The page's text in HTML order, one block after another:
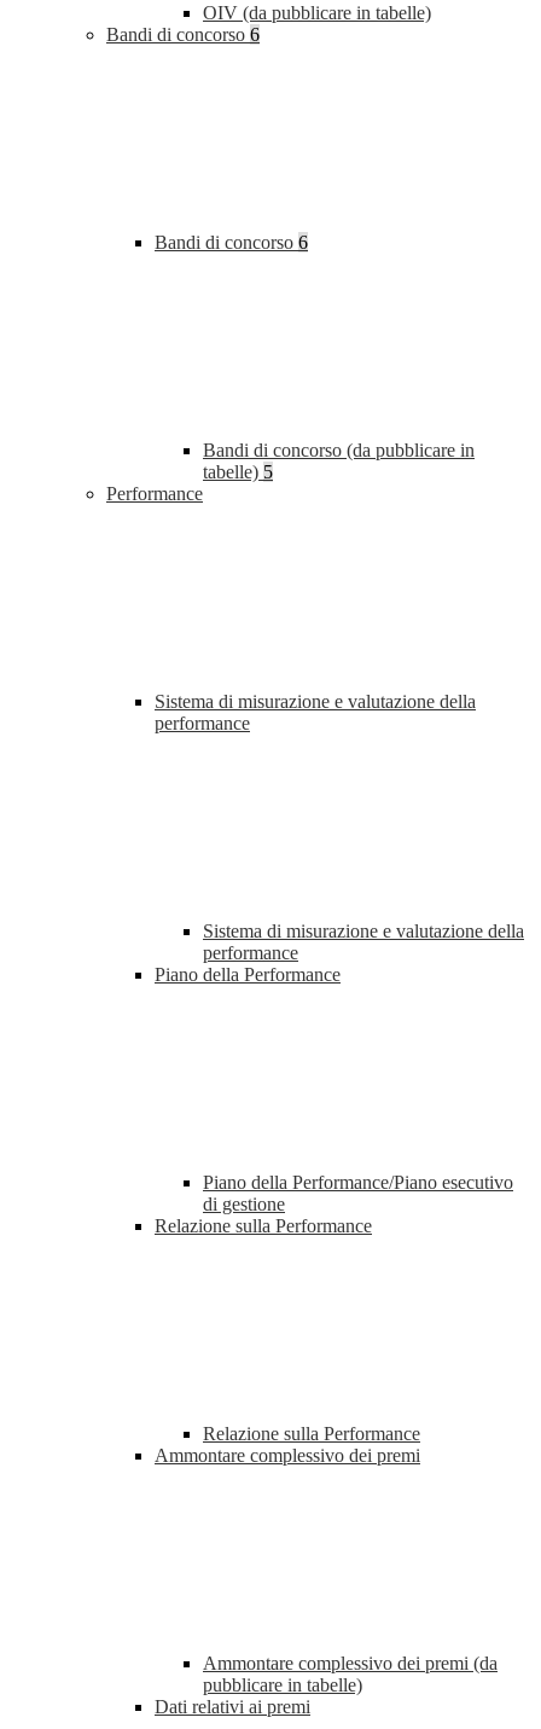
OIV (da pubblicare in tabelle)
Bandi di concorso 6
Bandi di concorso 6
Bandi di concorso (da pubblicare in
tabelle) 5
Performance
Sistema di misurazione e valutazione della
performance
Sistema di misurazione e valutazione della
performance
Piano della Performance
Piano della Performance/Piano esecutivo
di gestione
Relazione sulla Performance
Relazione sulla Performance
Ammontare complessivo dei premi
Ammontare complessivo dei premi (da
pubblicare in tabelle)
Dati relativi ai premi